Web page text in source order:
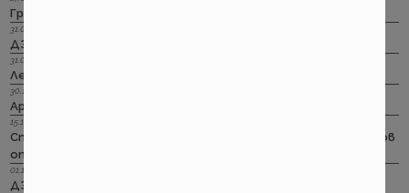
Групама: За каското
31.03.2023 г.
ДЗИ: Отличници в ликвидацията по каско
31.03.2023 г.
Лев Инс: Още месец на промоция по каско
30.11.2022 г.
Армеец: И асистанс за България по каско
15.11.2022 г.
Стикерът по гражданска отговорност с впечатляващ нов
опит да влезе в историята
01.11.2022 г.
ДЗИ: Стрийминг застраховката за злополука на промоция